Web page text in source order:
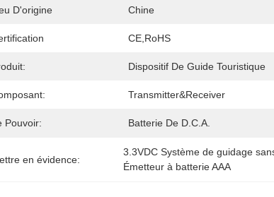
D'origine Chine
CE,RoHS
Dispositif De Guide Touristique
Transmitter&Receiver
Pouvoir: Batterie De D.C.A.
en évidence:
3.3VDC Système de guidage
Émetteur à batterie AAA